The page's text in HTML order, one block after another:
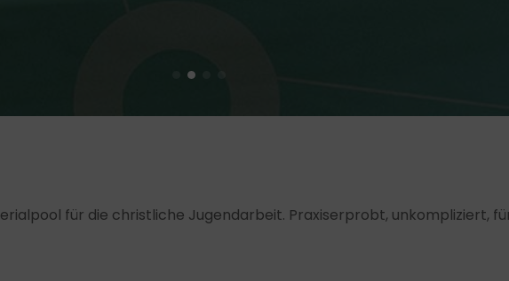
für die christliche Jugendarbeit. Praxiserprobt, unkompliziert,